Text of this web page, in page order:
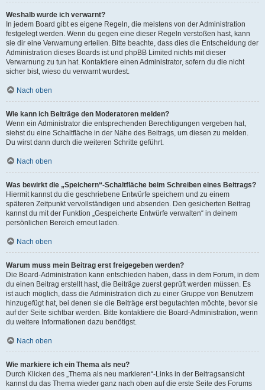
Weshalb wurde ich verwarnt?
In jedem Board gibt es eigene Regeln, die meistens von der Administration
festgelegt werden. Wenn du gegen eine dieser Regeln verstoßen hast, kann
sie dir eine Verwarnung erteilen. Bitte beachte, dass dies die Entscheidung der
Administration dieses Boards ist und phpBB Limited nichts mit dieser
Verwarnung zu tun hat. Kontaktiere einen Administrator, sofern du die nicht
sicher bist, wieso du verwarnt wurdest.
Nach oben
Wie kann ich Beiträge den Moderatoren melden?
Wenn ein Administrator die entsprechenden Berechtigungen vergeben hat,
siehst du eine Schaltfläche in der Nähe des Beitrags, um diesen zu melden.
Du wirst dann durch die weiteren Schritte geführt.
Nach oben
Was bewirkt die „Speichern“-Schaltfläche beim Schreiben eines Beitrags?
Hiermit kannst du die geschriebene Entwürfe speichern und zu einem
späteren Zeitpunkt vervollständigen und absenden. Den gesicherten Beitrag
kannst du mit der Funktion „Gespeicherte Entwürfe verwalten“ in deinem
persönlichen Bereich erneut laden.
Nach oben
Warum muss mein Beitrag erst freigegeben werden?
Die Board-Administration kann entschieden haben, dass in dem Forum, in dem
du einen Beitrag erstellt hast, die Beiträge zuerst geprüft werden müssen. Es
ist auch möglich, dass die Administration dich zu einer Gruppe von Benutzern
hinzugefügt hat, bei denen sie die Beiträge erst begutachten möchte, bevor sie
auf der Seite sichtbar werden. Bitte kontaktiere die Board-Administration, wenn
du weitere Informationen dazu benötigst.
Nach oben
Wie markiere ich ein Thema als neu?
Durch Klicken des „Thema als neu markieren“-Links in der Beitragsansicht
kannst du das Thema wieder ganz nach oben auf die erste Seite des Forums